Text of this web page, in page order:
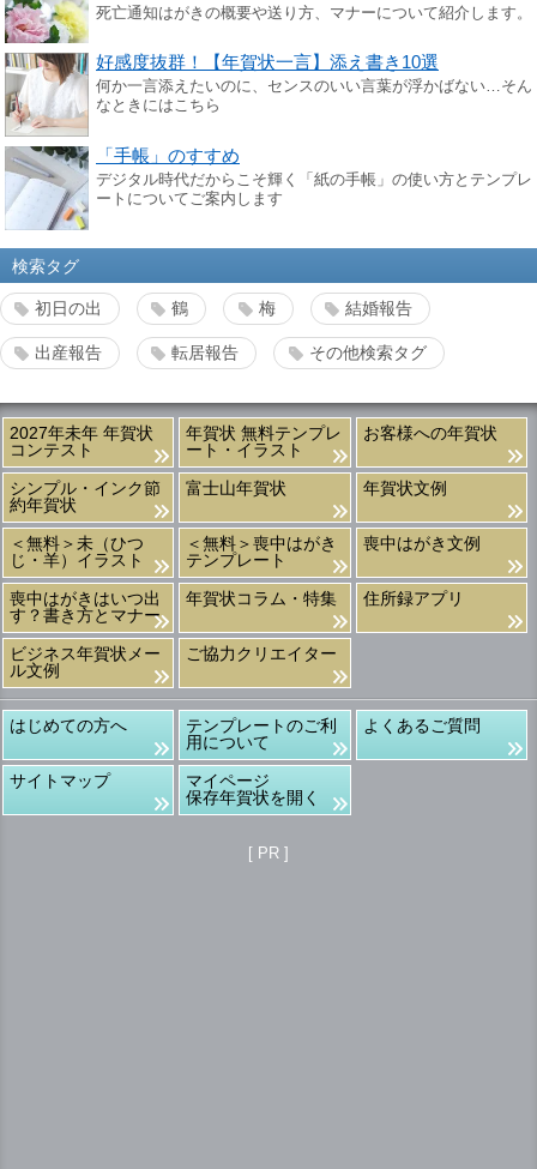
死亡通知はがきの概要や送り方、マナーについて紹介します。
好感度抜群！【年賀状一言】添え書き10選
何か一言添えたいのに、センスのいい言葉が浮かばない…そん
なときにはこちら
「手帳」のすすめ
デジタル時代だからこそ輝く「紙の手帳」の使い方とテンプレ
ートについてご案内します
検索タグ
初日の出 鶴 梅 結婚報告
出産報告 転居報告 その他検索タグ
2027年未年 年賀状
コンテスト
年賀状 無料テンプレ
ート・イラスト
お客様への年賀状
シンプル・インク節
約年賀状
富士山年賀状 年賀状文例
＜無料＞未（ひつ
じ・羊）イラスト
＜無料＞喪中はがき
テンプレート
喪中はがき文例
喪中はがきはいつ出
す？書き方とマナー
年賀状コラム・特集 住所録アプリ
ビジネス年賀状メー
ル文例
ご協力クリエイター
はじめての方へ
テンプレートのご利
用について
よくあるご質問
サイトマップ
マイページ
保存年賀状を開く
[ PR ]